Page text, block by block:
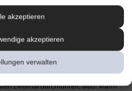
akzeptieren
akzeptieren
verwalten
auf kühl bis kalt
vom rechten Fuß entlang bis zur
des Oberschenkels wieder
hier geht’s wieder von unten nach
Handrücken bis zur Schulter und
wieder bis zur Handfläche zurück.
zweimal durchführen, also: warm